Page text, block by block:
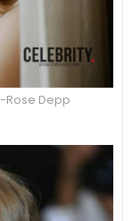
Depp